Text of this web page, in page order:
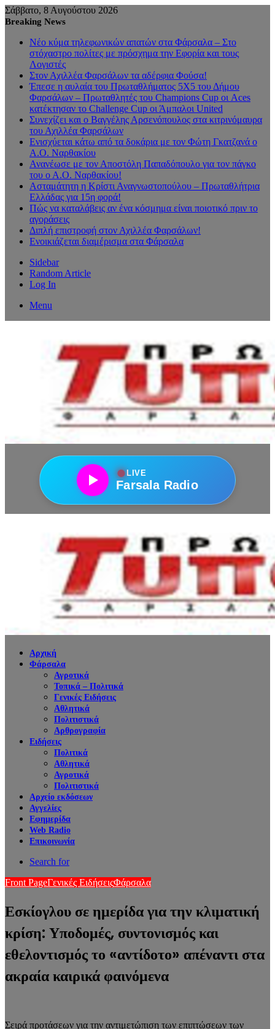
Σάββατο, 8 Αυγούστου 2026
Breaking News
Νέο κύμα τηλεφωνικών απατών στα Φάρσαλα – Στο
στόχαστρο πολίτες με πρόσχημα την Εφορία και τους
Λογιστές
Στον Αχιλλέα Φαρσάλων τα αδέρφια Φούσα!
Έπεσε η αυλαία του Πρωταθλήματος 5Χ5 του Δήμου
Φαρσάλων – Πρωταθλητές του Champions Cup οι Aces
κατέκτησαν το Challenge Cup οι Άμπαλοι United
Συνεχίζει και ο Βαγγέλης Αρσενόπουλος στα κιτρινόμαυρα
του Αχιλλέα Φαρσάλων
Ενισχύεται κάτω από τα δοκάρια με τον Φώτη Γκατζανά ο
Α.Ο. Ναρθακίου
Ανανέωσε με τον Αποστόλη Παπαδόπουλο για τον πάγκο
του ο Α.Ο. Ναρθακίου!
Ασταμάτητη η Κρίστι Αναγνωστοπούλου – Πρωταθλήτρια
Ελλάδας για 15η φορά!
Πώς να καταλάβεις αν ένα κόσμημα είναι ποιοτικό πριν το
αγοράσεις
Διπλή επιστροφή στον Αχιλλέα Φαρσάλων!
Ενοικιάζεται διαμέρισμα στα Φάρσαλα
Sidebar
Random Article
Log In
Menu
●LIVE
Farsala Radio
Αρχική
Φάρσαλα
Αγροτικά
Τοπικά – Πολιτικά
Γενικές Ειδήσεις
Αθλητικά
Πολιτιστικά
Αρθρογραφία
Ειδήσεις
Πολιτικά
Αθλητικά
Αγροτικά
Πολιτιστικά
Αρχείο εκδόσεων
Αγγελίες
Εφημερίδα
Web Radio
Επικοινωνία
Search for
Front PageΓενικές ΕιδήσειςΦάρσαλα
Εσκίογλου σε ημερίδα για την κλιματική
κρίση: Υποδομές, συντονισμός και
εθελοντισμός το «αντίδοτο» απέναντι στα
ακραία καιρικά φαινόμενα
Σειρά προτάσεων για την αντιμετώπιση των επιπτώσεων των